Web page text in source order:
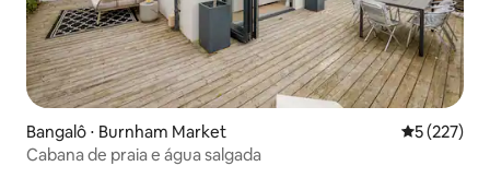
Bangalô ⋅ Burnham Market 5 de uma
5 (227)
Cabana de praia e água salgada